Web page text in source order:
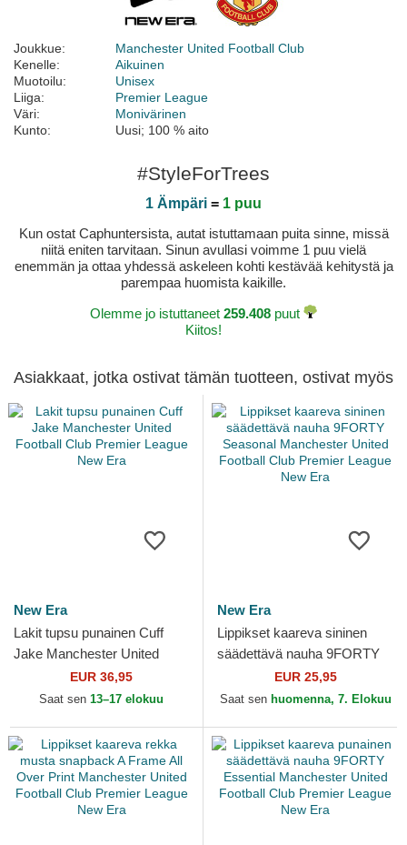
Joukkue:
Manchester United Football Club
Kenelle:
Aikuinen
Muotoilu:
Unisex
Liiga:
Premier League
Väri:
Monivärinen
Kunto:
Uusi; 100 % aito
#StyleForTrees
1 Ämpäri = 1 puu
Kun ostat Caphuntersista, autat istuttamaan puita sinne, missä
niitä eniten tarvitaan. Sinun avullasi voimme 1 puu vielä
enemmän ja ottaa yhdessä askeleen kohti kestävää kehitystä ja
parempaa huomista kaikille.
Olemme jo istuttaneet 259.408 puut
Kiitos!
Asiakkaat, jotka ostivat tämän tuotteen, ostivat myös
New Era
Lakit tupsu punainen Cuff
Jake Manchester United
Football Club Premier League
New Era
EUR 36,95
Saat sen 13–17 elokuu
New Era
Lippikset kaareva sininen
säädettävä nauha 9FORTY
Seasonal Manchester United
Football Club...
EUR 25,95
Saat sen huomenna, 7. Elokuu